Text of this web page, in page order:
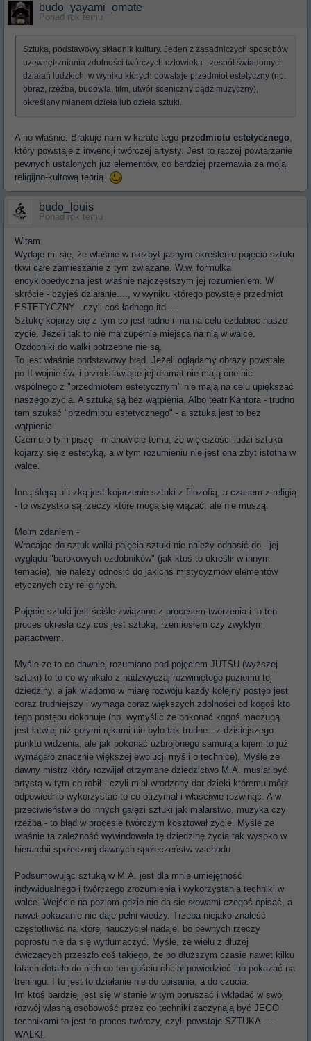
budo_yayami_omate
Ponad rok temu
Sztuka, podstawowy składnik kultury. Jeden z zasadniczych sposobów
uzewnętrzniania zdolności twórczych człowieka - zespół świadomych
działań ludzkich, w wyniku których powstaje przedmiot estetyczny (np.
obraz, rzeźba, budowla, film, utwór sceniczny bądź muzyczny),
określany mianem dzieła lub dzieła sztuki.
A no właśnie. Brakuje nam w karate tego przedmiotu estetycznego
który powstaje z inwencji twórczej artysty. Jest to raczej powtarzanie
pewnych ustalonych już elementów, co bardziej przemawia za moją
religijno-kultową teorią.
budo_louis
Ponad rok temu
Witam
Wydaje mi się, że właśnie w niezbyt jasnym określeniu pojęcia sztuki
tkwi całe zamieszanie z tym związane. W.w. formułka
encyklopedyczna jest właśnie najczęstszym jej rozumieniem. W
skrócie - czyjeś działanie...., w wyniku którego powstaje przedmiot
ESTETYCZNY - czyli coś ładnego itd....
Sztukę kojarzy się z tym co jest ładne i ma na celu ozdabiać nasze
życie. Jeżeli tak to nie ma zupełnie miejsca na nią w walce.
Ozdobniki do walki potrzebne nie są.
To jest właśnie podstawowy błąd. Jeżeli oglądamy obrazy powstałe
po II wojnie św. i przedstawiące jej dramat nie mają one nic
wspólnego z "przedmiotem estetycznym" nie mają na celu upiększać
naszego życia. A sztuką są bez wątpienia. Albo teatr Kantora - trudno
tam szukać "przedmiotu estetycznego" - a sztuką jest to bez
wątpienia.
Czemu o tym piszę - mianowicie temu, że większości ludzi sztuka
kojarzy się z estetyką, a w tym rozumieniu nie jest ona zbyt istotna w
walce.
Inną ślepą uliczką jest kojarzenie sztuki z filozofią, a czasem z religią
- to wszystko są rzeczy które mogą się wiązać, ale nie muszą.
Moim zdaniem -
Wracając do sztuk walki pojęcia sztuki nie należy odnosić do - jej
wyglądu "barokowych ozdobników" (jak ktoś to określił w innym
temacie), nie należy odnosić do jakichś mistycyzmów elementów
etycznych czy religinych.
Pojęcie sztuki jest ściśle związane z procesem tworzenia i to ten
proces okresla czy coś jest sztuką, rzemiosłem czy zwykłym
partactwem.
Myśle ze to co dawniej rozumiano pod pojęciem JUTSU (wyższej
sztuki) to to co wynikało z nadzwyczaj rozwiniętego poziomu tej
dziedziny, a jak wiadomo w miarę rozwoju każdy kolejny postęp jest
coraz trudniejszy i wymaga coraz większych zdolności od kogoś kto
tego postępu dokonuje (np. wymyślic że pokonać kogoś maczugą
jest łatwiej niż gołymi rękami nie było tak trudne - z dzisiejszego
punktu widzenia, ale jak pokonać uzbrojonego samuraja kijem to już
wymagało znacznie większej ewolucji myśli o technice). Myśle że
dawny mistrz który rozwijał otrzymane dziedzictwo M.A. musiał być
artystą w tym co robił - czyli miał wrodzony dar dzięki któremu mógł
odpowiednio wykorzystać to co otrzymał i właściwie rozwinąć. A w
przeciwieństwie do innych gałęzi sztuki jak malarstwo, muzyka czy
rzeźba - to błąd w procesie twórczym kosztował życie. Myśle że
właśnie ta zależność wywindowała tę dziedzinę życia tak wysoko w
hierarchii społecznej dawnych społeczeństw wschodu.
Podsumowując sztuką w M.A. jest dla mnie umiejętność
indywidualnego i twórczego zrozumienia i wykorzystania techniki w
walce. Wejście na poziom gdzie nie da się słowami czegoś opisać, a
nawet pokazanie nie daje pełni wiedzy. Trzeba niejako znaleść
częstotliwść na której nauczyciel nadaje, bo pewnych rzeczy
poprostu nie da się wytłumaczyć. Myśle, że wielu z dłużej
ćwiczących przeszło coś takiego, że po dłuższym czasie nawet kilku
latach dotarło do nich co ten gościu chciał powiedzieć lub pokazać na
treningu. I to jest to działanie nie do opisania, a do czucia.
Im ktoś bardziej jest się w stanie w tym poruszać i wkładać w swój
rozwój własną osobowość przez co techniki zaczynają być JEGO
technikami to jest to proces twórczy, czyli powstaje SZTUKA ....
WALKI.